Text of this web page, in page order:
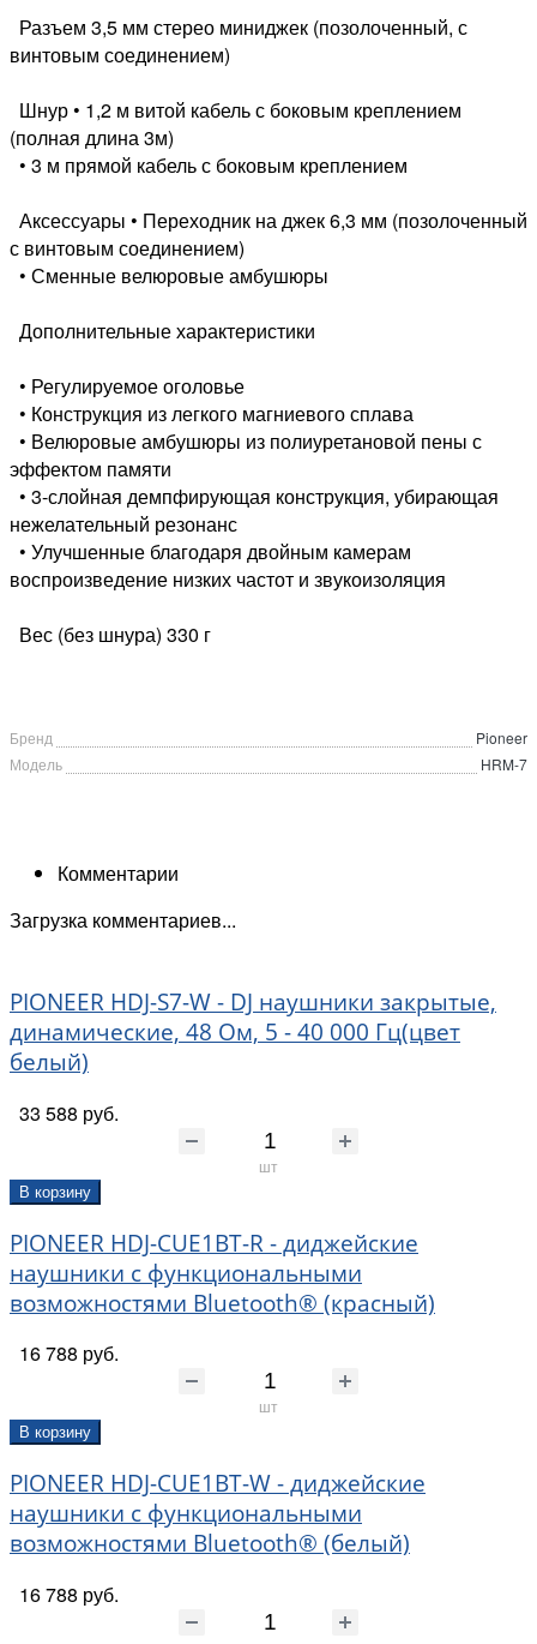
Разъем 3,5 мм стерео миниджек (позолоченный, с
винтовым соединением)
Шнур • 1,2 м витой кабель с боковым креплением
(полная длина 3м)
• 3 м прямой кабель с боковым креплением
Аксессуары • Переходник на джек 6,3 мм (позолоченный
с винтовым соединением)
• Сменные велюровые амбушюры
Дополнительные характеристики
• Регулируемое оголовье
• Конструкция из легкого магниевого сплава
• Велюровые амбушюры из полиуретановой пены с
эффектом памяти
• 3-слойная демпфирующая конструкция, убирающая
нежелательный резонанс
• Улучшенные благодаря двойным камерам
воспроизведение низких частот и звукоизоляция
Вес (без шнура) 330 г
Бренд
Pioneer
Модель
HRM-7
Комментарии
Загрузка комментариев...
PIONEER HDJ-S7-W - DJ наушники закрытые,
динамические, 48 Ом, 5 - 40 000 Гц(цвет
белый)
33 588 руб.
шт
В корзину
PIONEER HDJ-CUE1BT-R - диджейские
наушники с функциональными
возможностями Bluetooth® (красный)
16 788 руб.
шт
В корзину
PIONEER HDJ-CUE1BT-W - диджейские
наушники с функциональными
возможностями Bluetooth® (белый)
16 788 руб.